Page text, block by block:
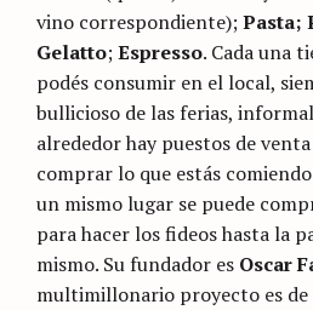
vino correspondiente);Pasta;
Gelatto;Espresso. Cada una
podés consumir en el local,
bullicioso de las ferias,
alrededor hay puestos de
comprar lo que estás
un mismo lugar se puede
para hacer los fideos hasta la
mismo. Su fundador es Oscar
multimillonario proyecto es de